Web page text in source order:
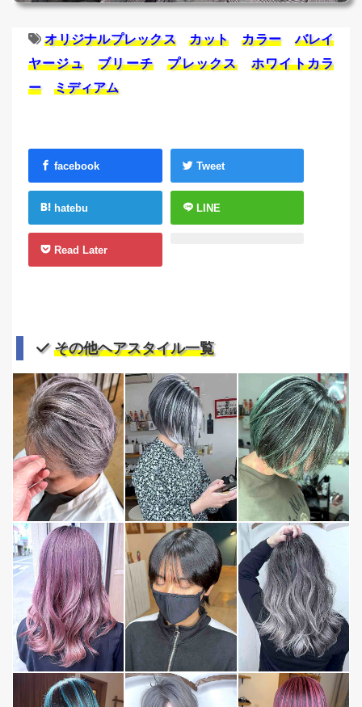
オリジナルプレックス カット カラー
バレイ
ヤージュ
ブリーチ プレックス
ホワイトカラ
ー
ミディアム
facebook Tweet
hatebu LINE
Read Later
その他ヘアスタイル一覧